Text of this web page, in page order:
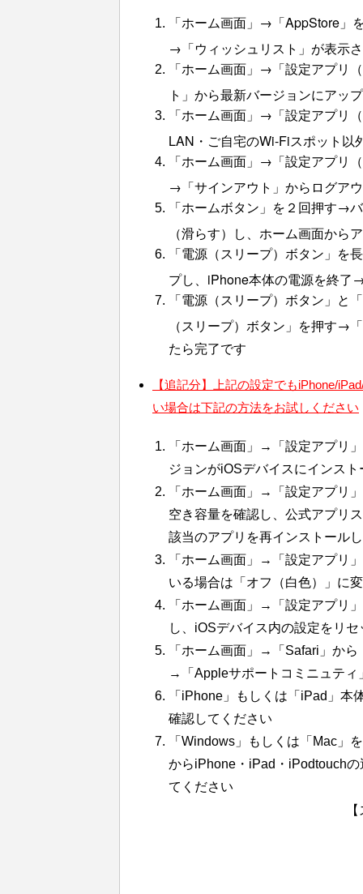
「ホーム画面」→「AppStore
→「ウィッシュリスト」が表示
「ホーム画面」→「設定アプリ
ト」から最新バージョンにアッ
「ホーム画面」→「設定アプリ
LAN・ご自宅のWi-Fiスポット以
「ホーム画面」→「設定アプリ
→「サインアウト」からログア
「ホームボタン」を２回押す→
（滑らす）し、ホーム画面から
「電源（スリープ）ボタン」
プし、iPhone本体の電源を終了
「電源（スリープ）ボタン」
（スリープ）ボタン」を押す→
たら完了です
【追記分】上記の設定でもiPhone/
い場合は下記の方法をお試しください
「ホーム画面」→「設定アプ
ジョンがiOSデバイスにインス
「ホーム画面」→「設定アプリ
空き容量を確認し、公式アプリ
該当のアプリを再インストール
「ホーム画面」→「設定アプリ
いる場合は「オフ（白色）」に
「ホーム画面」→「設定アプリ
し、 iOSデバイス内の設定をリ
「ホーム画面」→「 Safari 」から
→「 Appleサポートコミニュテ
「iPhone」もしくは「iPad」本
確認してください
「Windows」もしくは「Mac」
からiPhone・iPad・iPodtouch
てください